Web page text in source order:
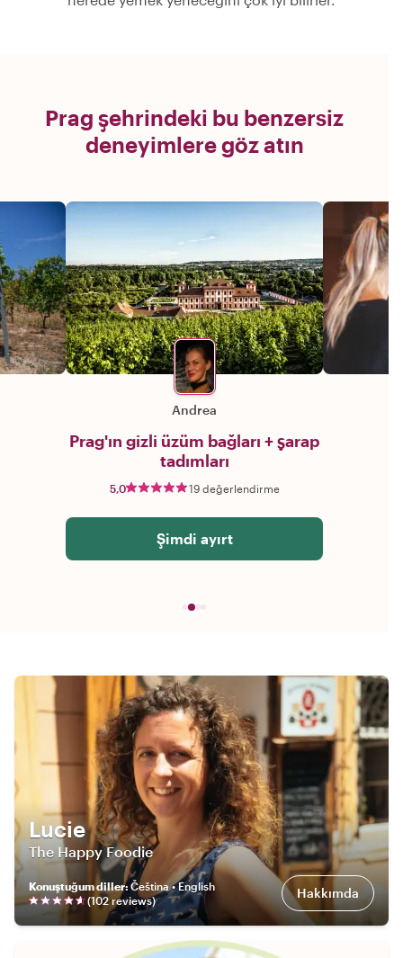
Prag şehrindeki bu benzersiz
deneyimlere göz atın
Andrea
Prag'ın gizli üzüm bağları + şarap
tadımları
5,0 19 değerlendirme
Şimdi ayırt
Lucie
The Happy Foodie
Konuştuğum diller: Čeština • English
(102 reviews) Hakkımda